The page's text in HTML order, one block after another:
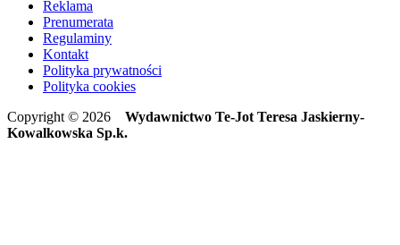
Reklama
Prenumerata
Regulaminy
Kontakt
Polityka prywatności
Polityka cookies
Copyright © 2026 Wydawnictwo Te-Jot Teresa Jaskierny-
Kowalkowska Sp.k.